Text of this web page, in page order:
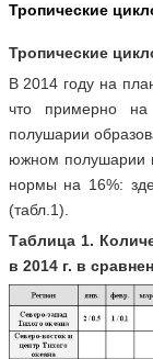
Тропические
Тропические
В 2014 году на
что примерно
полушарии
южном полушарии
нормы на 16%:
(табл.1).
Таблица 1.
в 2014 г. в